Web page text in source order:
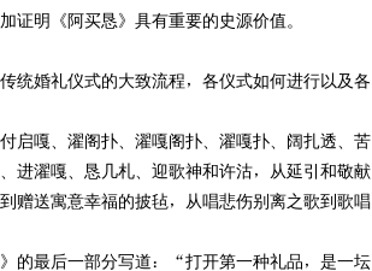
证明《阿买恳》具有重要的史源价值。
婚礼仪式的大致流程，各仪式如何进行以及各
启嘎、濯阁扑、濯嘎阁扑、濯嘎扑、阔扎透、苦
进濯嘎、恳几札、迎歌神和许沽，从延引和敬献
赠送寓意幸福的披毡，从唱悲伤别离之歌到歌唱
的最后一部分写道：“打开第一种礼品，是一坛